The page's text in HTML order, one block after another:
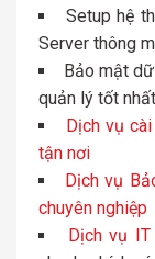
Setup hệ
Server thông
Bảo mật
quản lý tốt nhất
Dịch vụ
tận nơi
Dịch vụ
chuyên nghiệp
Dịch vụ